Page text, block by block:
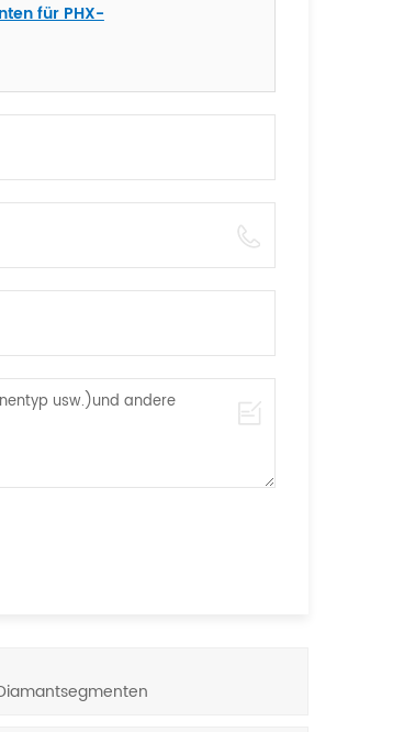
für PHX-